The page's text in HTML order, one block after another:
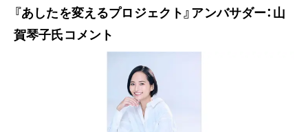
『あしたを変えるプロジェクト』アンバサダー：山
賀琴子氏コメント